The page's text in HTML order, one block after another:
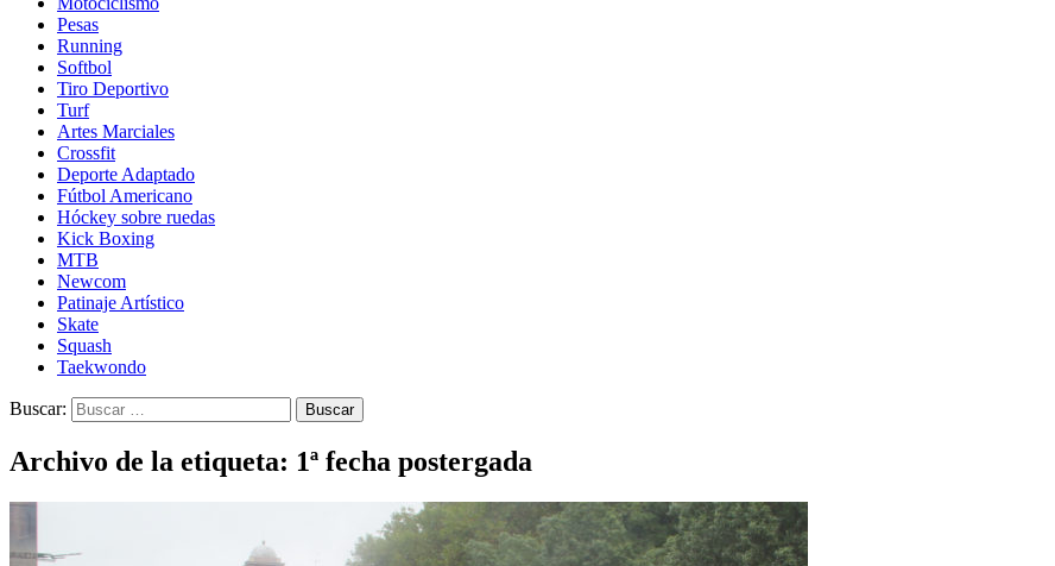
Pesas
Running
Softbol
Tiro Deportivo
Turf
Artes Marciales
Crossfit
Deporte Adaptado
Fútbol Americano
Hóckey sobre ruedas
Kick Boxing
MTB
Newcom
Patinaje Artístico
Skate
Squash
Taekwondo
Buscar:
Archivo de la etiqueta: 1ª fecha postergada